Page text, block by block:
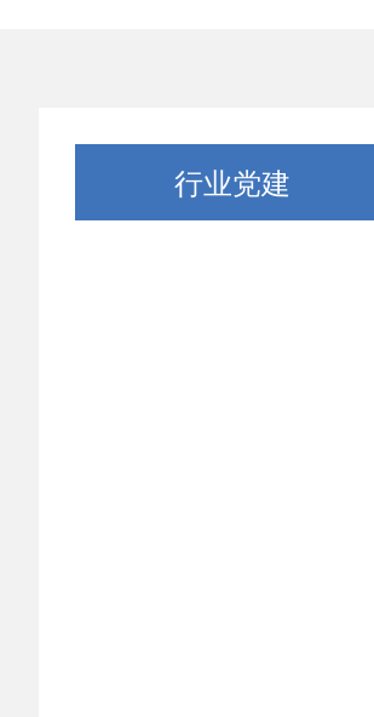
行业党建